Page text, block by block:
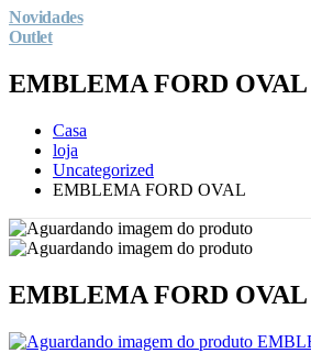
Novidades
Outlet
EMBLEMA FORD OVAL
Casa
loja
Uncategorized
EMBLEMA FORD OVAL
EMBLEMA FORD OVAL